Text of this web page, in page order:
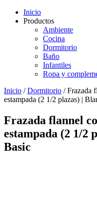
Inicio
Productos
Ambiente
Cocina
Dormitorio
Baño
Infantiles
Ropa y
Inicio /Dormitorio / Frazada
estampada (2 1/2 plazas) |
Frazada flannel
estampada (2 1/2
Basic